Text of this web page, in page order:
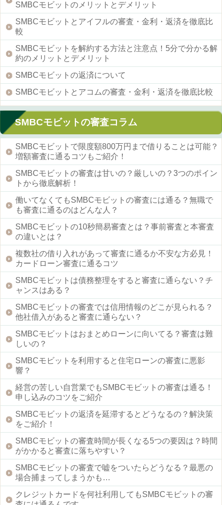
SMBCモビットのメリットとデメリット
SMBCモビットとアイフルの審査・金利・返済を徹底比
較
SMBCモビットを解約する方法と注意点！5分で分かる解
約のメリットとデメリット
SMBCモビットの返済について
SMBCモビットとアコムの審査・金利・返済を徹底比較
SMBCモビットの審査コラム
SMBCモビットで限度額800万円まで借りることは可能？
増額審査に通るコツもご紹介！
SMBCモビットの審査は甘いの？厳しいの？3つのポイン
トから徹底解析！
働いてなくてもSMBCモビットの審査には通る？無職で
も審査に通るのはどんな人？
SMBCモビットの10秒簡易審査とは？事前審査と本審査
の違いとは？
複数社の借り入れがあって審査に通るか不安な方必見！
カードローン審査に通るコツ
SMBCモビットは債務整理をすると審査に通らない？チ
ャンスはある？
SMBCモビットの審査では信用情報のどこが見られる？
他社借入があると審査に通らない？
SMBCモビットはおまとめローンに向いてる？審査は難
しいの？
SMBCモビットを利用すると住宅ローンの審査に悪影
響？
経営の苦しい自営業でもSMBCモビットの審査は通る！
申し込みのコツをご紹介
SMBCモビットの返済を延滞するとどうなるの？解決策
をご紹介！
SMBCモビットの審査時間が長くなる5つの要因は？時間
がかかると審査に落ちやすい？
SMBCモビットの審査で嘘をついたらどうなる？最悪の
場合捕まってしまうかも…
クレジットカードを何社利用してもSMBCモビットの審